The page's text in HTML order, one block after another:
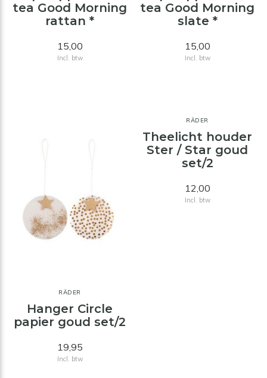
tea Good Morning
rattan *
15,00
Incl. btw
tea Good Morning
slate *
15,00
Incl. btw
RÄDER
Hanger Circle
papier goud set/2
19,95
Incl. btw
RÄDER
Theelicht houder
Ster / Star goud
set/2
12,00
Incl. btw